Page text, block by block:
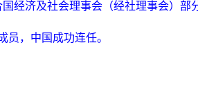
经济及社会理事会（经社理事会）部
员，中国成功连任。